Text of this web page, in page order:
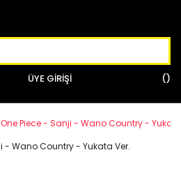
ÜYE GİRİŞİ
One Piece - Sanji - Wano Country -